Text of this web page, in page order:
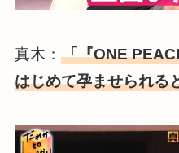
真木： 「『ONE
はじめて孕ませられる